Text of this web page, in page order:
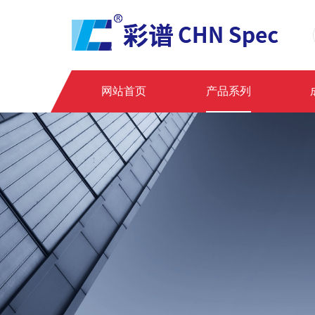
网站首页 产品系列